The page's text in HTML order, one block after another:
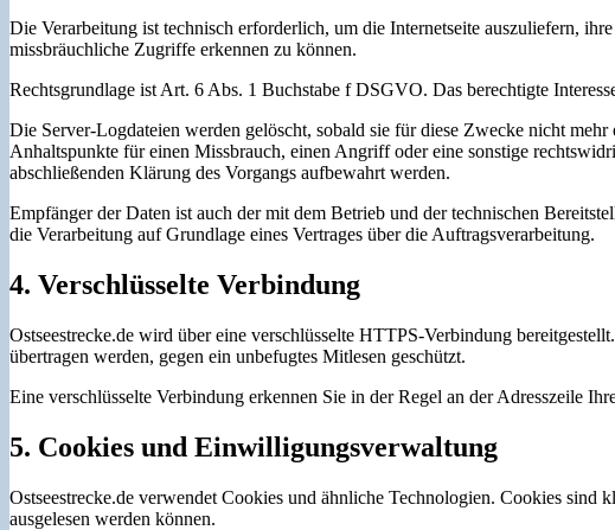
Die Verarbeitung ist technisch erforderlich, um die Internetseite auszuliefern,
missbräuchliche Zugriffe erkennen zu können.
Rechtsgrundlage ist Art. 6 Abs. 1 Buchstabe f DSGVO. Das berechtigte
Die Server-Logdateien werden gelöscht, sobald sie für diese Zwecke nicht
Anhaltspunkte für einen Missbrauch, einen Angriff oder eine sonstige
abschließenden Klärung des Vorgangs aufbewahrt werden.
Empfänger der Daten ist auch der mit dem Betrieb und der technischen
die Verarbeitung auf Grundlage eines Vertrages über die Auftragsverarbeitung.
4. Verschlüsselte Verbindung
Ostseestrecke.de wird über eine verschlüsselte HTTPS-Verbindung
übertragen werden, gegen ein unbefugtes Mitlesen geschützt.
Eine verschlüsselte Verbindung erkennen Sie in der Regel an der Adresszeile
5. Cookies und Einwilligungsverwaltung
Ostseestrecke.de verwendet Cookies und ähnliche Technologien. Cookies
ausgelesen werden können.